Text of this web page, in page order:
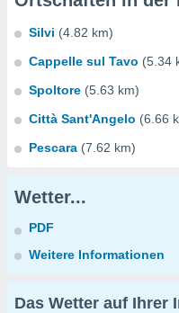
Silvi (4.82 km)
Cappelle sul Tavo (5.34
Spoltore (5.63 km)
Città Sant'Angelo (6.66
Pescara (7.62 km)
Wetter...
PDF
Weitere Informationen
Das Wetter auf Ihrer